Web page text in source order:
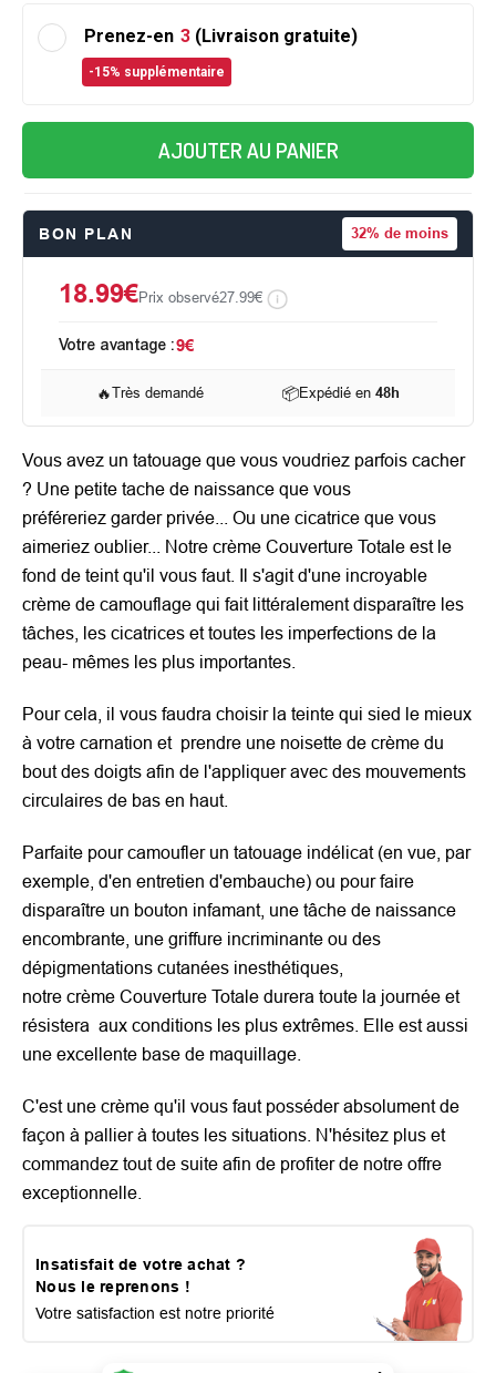
Prenez-en 3 (Livraison gratuite)
-15% supplémentaire
AJOUTER AU PANIER
BON PLAN 32% de moins
18.99€Prix observé27.99€
Votre avantage :9€
🔥Très demandé 📦Expédié en48h
Vous avez un tatouage que vous voudriez parfois cacher
? Une petite tache de naissance que vous
préféreriez garder privée... Ou une cicatrice que vous
aimeriez oublier... Notre crème Couverture Totale est le
fond de teint qu'il vous faut. Il s'agit d'une incroyable
crème de camouflage qui fait littéralement disparaître les
tâches, les cicatrices et toutes les imperfections de la
peau- mêmes les plus importantes.
Pour cela, il vous faudra choisir la teinte qui sied le mieux
à votre carnation et prendre une noisette de crème du
bout des doigts afin de l'appliquer avec des mouvements
circulaires de bas en haut.
Parfaite pour camoufler un tatouage indélicat (en vue, par
exemple, d'en entretien d'embauche) ou pour faire
disparaître un bouton infamant, une tâche de naissance
encombrante, une griffure incriminante ou des
dépigmentations cutanées inesthétiques,
notre crème Couverture Totale durera toute la journée et
résistera aux conditions les plus extrêmes. Elle est aussi
une excellente base de maquillage.
C'est une crème qu'il vous faut posséder absolument de
façon à pallier à toutes les situations. N'hésitez plus et
commandez tout de suite afin de profiter de notre offre
exceptionnelle.
Insatisfait de votre achat ?
Nous le reprenons !
Votre satisfaction est notre priorité